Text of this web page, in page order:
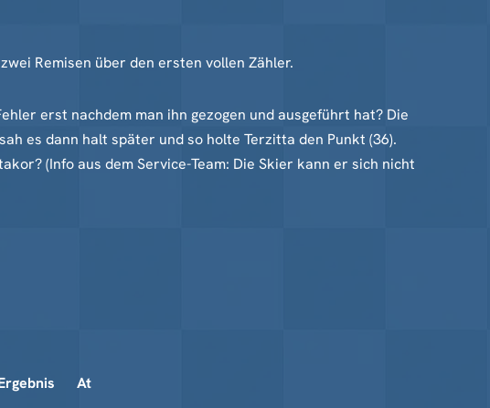
Remisen über den ersten vollen Zähler.
erst nachdem man ihn gezogen und ausgeführt hat? Die
es dann halt später und so holte Terzitta den Punkt (36).
(Info aus dem Service-Team: Die Skier kann er sich nicht
At